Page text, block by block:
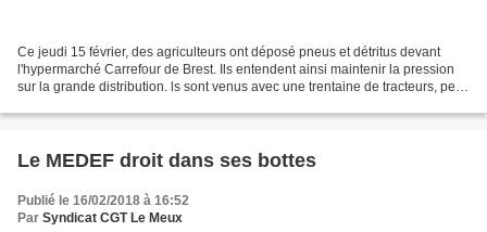
Ce jeudi 15 février, des agriculteurs ont déposé pneus et détritus devant
l'hypermarché Carrefour de Brest. Ils entendent ainsi maintenir la pression
sur la grande distribution. ls sont venus avec une trentaine de tracteurs, peu
Le MEDEF droit dans ses bottes
Publié le 16/02/2018 à 16:52
Par Syndicat CGT Le Meux